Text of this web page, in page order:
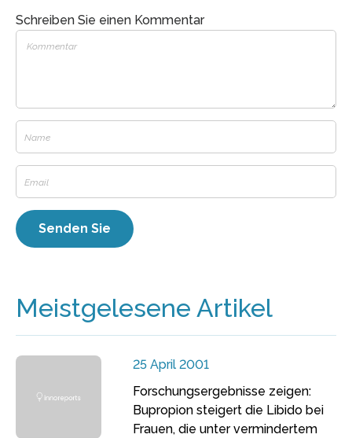
Schreiben Sie einen Kommentar
Meistgelesene Artikel
25 April 2001
Forschungsergebnisse zeigen:
Bupropion steigert die Libido bei
Frauen, die unter vermindertem